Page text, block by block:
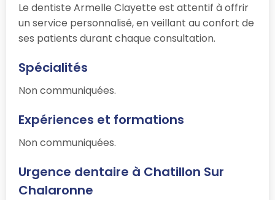
Le dentiste Armelle Clayette est attentif à offrir
un service personnalisé, en veillant au confort de
ses patients durant chaque consultation.
Spécialités
Non communiquées.
Expériences et formations
Non communiquées.
Urgence dentaire à Chatillon Sur
Chalaronne